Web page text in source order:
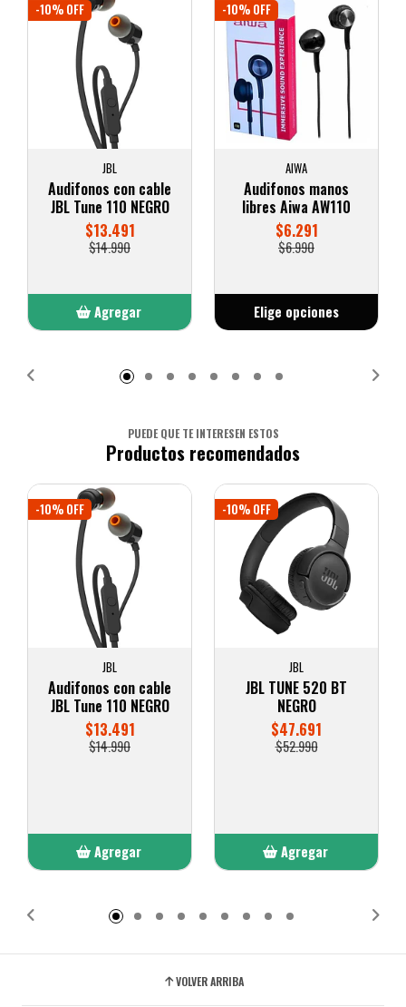
-10% OFF
JBL
Audifonos con cable
JBL Tune 110 NEGRO
$13.491
$14.990
Agregar
-10% OFF
AIWA
Audifonos manos
libres Aiwa AW110
$6.291
$6.990
Elige opciones
PUEDE QUE TE INTERESEN ESTOS
Productos recomendados
-10% OFF
JBL
Audifonos con cable
JBL Tune 110 NEGRO
$13.491
$14.990
Agregar
-10% OFF
JBL
JBL TUNE 520 BT
NEGRO
$47.691
$52.990
Agregar
VOLVER ARRIBA